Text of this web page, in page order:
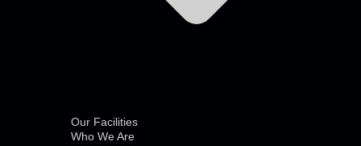
Our Facilities
Who We Are